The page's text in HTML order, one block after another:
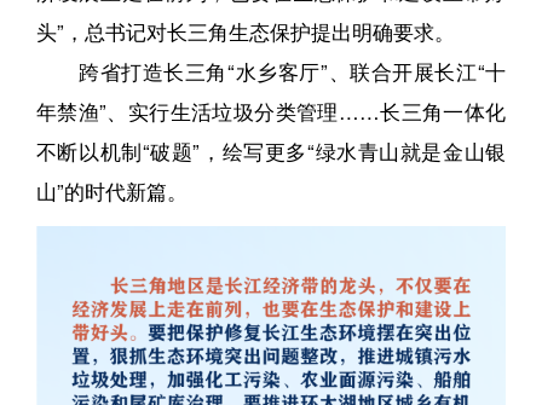
头”，总书记对长三角生态保护提出明确要求。
跨省打造长三角“水乡客厅”、联合开展长江“十
年禁渔”、实行生活垃圾分类管理……长三角一体化
不断以机制“破题”，绘写更多“绿水青山就是金山银
山”的时代新篇。